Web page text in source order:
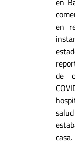
en
de
casa.